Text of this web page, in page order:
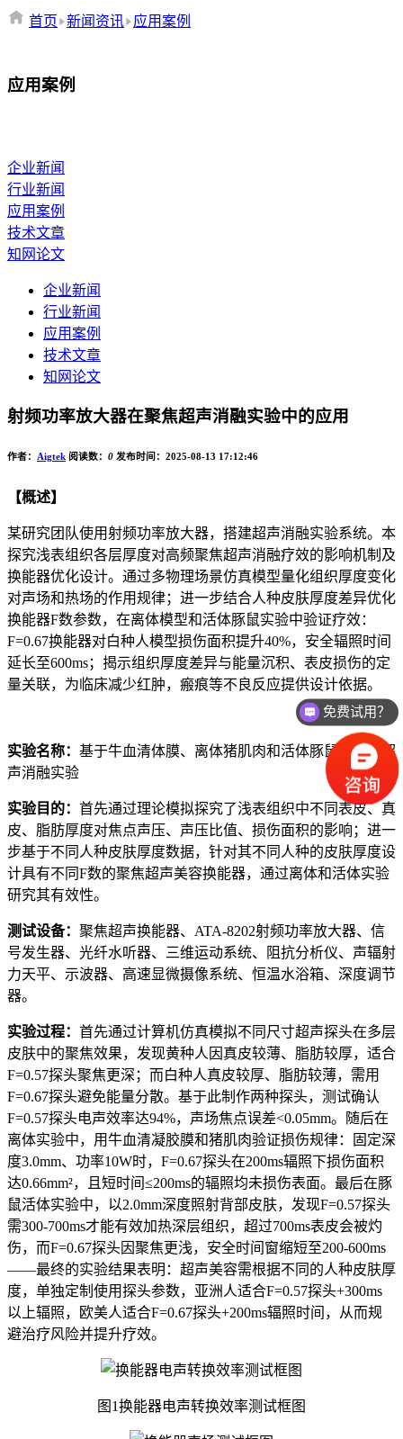
首页 新闻资讯 应用案例
应用案例
企业新闻
行业新闻
应用案例
技术文章
知网论文
企业新闻
行业新闻
应用案例
技术文章
知网论文
射频功率放大器在聚焦超声消融实验中的应用
作者： Aigtek 阅读数： 0 发布时间：2025-08-13 17:12:46
【概述】
某研究团队使用射频功率放大器，搭建超声消融实验系统。本
探究浅表组织各层厚度对高频聚焦超声消融疗效的影响机制及
换能器优化设计。通过多物理场景仿真模型量化组织厚度变化
对声场和热场的作用规律；进一步结合人种皮肤厚度差异优化
换能器F数参数，在离体模型和活体豚鼠实验中验证疗效：
F=0.67换能器对白种人模型损伤面积提升40%，安全辐照时间
延长至600ms；揭示组织厚度差异与能量沉积、表皮损伤的定
量关联，为临床减少红肿，瘢痕等不良反应提供设计依据。
实验名称： 基于牛血清体膜、离体猪肌肉和活体豚鼠的聚焦超
声消融实验
实验目的： 首先通过理论模拟探究了浅表组织中不同表皮、真
皮、脂肪厚度对焦点声压、声压比值、损伤面积的影响；进一
步基于不同人种皮肤厚度数据，针对其不同人种的皮肤厚度设
计具有不同F数的聚焦超声美容换能器，通过离体和活体实验
研究其有效性。
测试设备： 聚焦超声换能器、ATA-8202射频功率放大器、信
号发生器、光纤水听器、三维运动系统、阻抗分析仪、声辐射
力天平、示波器、高速显微摄像系统、恒温水浴箱、深度调节
器。
实验过程： 首先通过计算机仿真模拟不同尺寸超声探头在多层
皮肤中的聚焦效果，发现黄种人因真皮较薄、脂肪较厚，适合
F=0.57探头聚焦更深；而白种人真皮较厚、脂肪较薄，需用
F=0.67探头避免能量分散。基于此制作两种探头，测试确认
F=0.57探头电声效率达94%，声场焦点误差<0.05mm。随后在
离体实验中，用牛血清凝胶膜和猪肌肉验证损伤规律：固定深
度3.0mm、功率10W时，F=0.67探头在200ms辐照下损伤面积
达0.66mm²，且短时间≤200ms的辐照均未损伤表面。最后在豚
鼠活体实验中，以2.0mm深度照射背部皮肤，发现F=0.57探头
需300-700ms才能有效加热深层组织，超过700ms表皮会被灼
伤，而F=0.67探头因聚焦更浅，安全时间窗缩短至200-600ms
——最终的实验结果表明：超声美容需根据不同的人种皮肤厚
度，单独定制使用探头参数，亚洲人适合F=0.57探头+300ms
以上辐照，欧美人适合F=0.67探头+200ms辐照时间，从而规
避治疗风险并提升疗效。
图1换能器电声转换效率测试框图
免费试用？
价格如何？